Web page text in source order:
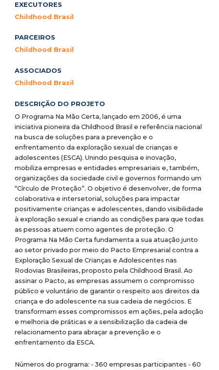
EXECUTORES
Childhood Brasil
PARCEIROS
Childhood Brasil
ASSOCIADOS
Childhood Brasil
DESCRIÇÃO DO PROJETO
O Programa Na Mão Certa, lançado em 2006, é uma
iniciativa pioneira da Childhood Brasil e referência nacional
na busca de soluções para a prevenção e o
enfrentamento da exploração sexual de crianças e
adolescentes (ESCA). Unindo pesquisa e inovação,
mobiliza empresas e entidades empresariais e, também,
organizações da sociedade civil e governos formando um
“Círculo de Proteção”. O objetivo é desenvolver, de forma
colaborativa e intersetorial, soluções para impactar
positivamente crianças e adolescentes, dando visibilidade
à exploração sexual e criando as condições para que todas
as pessoas atuem como agentes de proteção. O
Programa Na Mão Certa fundamenta a sua atuação junto
ao setor privado por meio do Pacto Empresarial contra a
Exploração Sexual de Crianças e Adolescentes nas
Rodovias Brasileiras, proposto pela Childhood Brasil. Ao
assinar o Pacto, as empresas assumem o compromisso
público e voluntário de garantir o respeito aos direitos da
criança e do adolescente na sua cadeia de negócios. E
transformam esses compromissos em ações, pela adoção
e melhoria de práticas e a sensibilização da cadeia de
relacionamento para abraçar a prevenção e o
enfrentamento da ESCA.
Números do programa: - 360 empresas participantes - 60